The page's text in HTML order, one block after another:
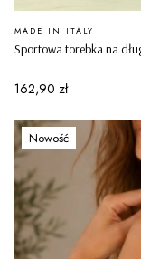
Sportowa torebka na
PRODUCENT
MADE IN ITALY
Cena
162,90 zł
Nowość